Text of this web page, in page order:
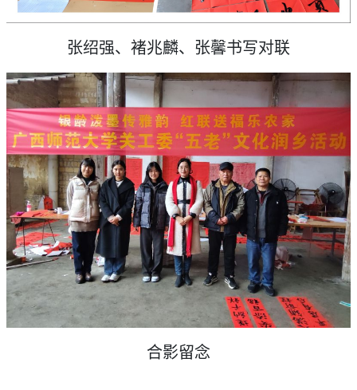
张绍强、褚兆麟、张馨书写对联
合影留念